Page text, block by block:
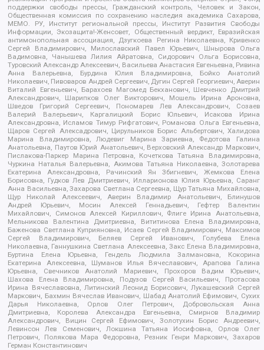
поддержки свободы прессы, Гражданский контроль, Человек и Закон,
Общественная комиссия по сохранению наследия академика Сахарова,
МЕМО. РУ, Институт региональной прессы, Институт Развития Свободы
Информации, Экозащита!-Женсовет, Общественный вердикт, Евразийская
антимонопольная ассоциация, Дзугкоева Регина Николаевна, Кривенко
Сергей Владимирович, Милославский Павел Юрьевич, Шнырова Ольга
Вадимовна, Чанышева Лилия Айратовна, Сидорович Ольга Борисовна,
Туровский Александр Алексеевич, Васильева Анастасия Евгеньевна, Ривина
Анна Валерьевна, Бурдина Юлия Владимировна, Бойко Анатолий
Николаевич, Пивоваров Андрей Сергеевич, Дугин Сергей Георгиевич, Аверин
Виталий Евгеньевич, Барахоев Магомед Бекханович, Шевченко Дмитрий
Александрович, Шарипков Олег Викторович, Мошель Ирина Ароновна,
Шведов Григорий Сергеевич, Пономарев Лев Александрович, Созаев
Валерий Валерьевич, Каргалицкий Борис Юльевич, Исакова Ирина
Александровна, Исламов Тимур Рифгатович, Романова Ольга Евгеньевна,
Щаров Сергей Алексадрович, Цирульников Борис Альбертович, Халидова
Марина Владимировна, Людевиг Марина Зариевна, Федотова Галина
Анатольевна, Паутов Юрий Анатольевич, Верховский Александр Маркович,
Пислакова-Паркер Марина Петровна, Кочеткова Татьяна Владимировна,
Чуркина Наталья Валерьевна, Акимова Татьяна Николаевна, Золотарева
Екатерина Александровна, Рачинский Ян Збигневич, Жемкова Елена
Борисовна, Гудков Лев Дмитриевич, Илларионова Юлия Юрьевна, Саранг
Анна Васильевна, Захарова Светлана Сергеевна, Щур Татьяна Михайловна,
Щур Николай Алексеевич, Аверин Владимир Анатольевич, Блинушов
Андрей Юрьевич, Мосин Алексей Геннадьевич, Гефтер Валентин
Михайлович, Симонов Алексей Кириллович, Флиге Ирина Анатольевна,
Мельникова Валентина Дмитриевна, Вититинова Елена Владимировна,
Баженова Светлана Куприяновна, Исаев Сергей Владимирович, Максимов
Сергей Владимирович, Беляев Сергей Иванович, Голубева Елена
Николаевна, Ганнушкина Светлана Алексеевна, Закс Елена Владимировна,
Буртина Елена Юрьевна, Гендель Людмила Залмановна, Кокорина
Екатерина Алексеевна, Шуманов Илья Вячеславович, Арапова Галина
Юрьевна, Свечников Анатолий Мариевич, Прохоров Вадим Юрьевич,
Шахова Елена Владимировна, Подузов Сергей Васильевич, Протасова
Ирина Вячеславовна, Литинский Леонид Борисович, Лукашевский Сергей
Маркович, Бахмин Вячеслав Иванович, Шабад Анатолий Ефимович, Сухих
Дарья Николаевна, Орлов Олег Петрович, Добровольская Анна
Дмитриевна, Королева Александра Евгеньевна, Смирнов Владимир
Александрович, Вицин Сергей Ефимович, Золотухин Борис Андреевич,
Левинсон Лев Семенович, Локшина Татьяна Иосифовна, Орлов Олег
Петрович, Полякова Мара Федоровна, Резник Генри Маркович, Захаров
Герман Константинович